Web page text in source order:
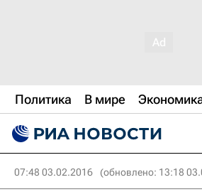
Политика В мире
07:48 03.02.2016 (обновлено: 13:18